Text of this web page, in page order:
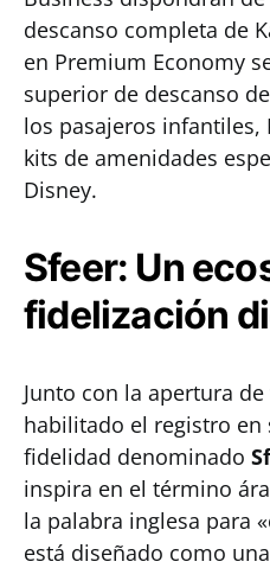
descanso completa de
en Premium Economy
superior de descanso
los pasajeros infantiles,
kits de amenidades
Disney.
Sfeer: Un
fidelización
Junto con la apertura
habilitado el registro en
fidelidad denominado
inspira en el término
la palabra inglesa para
está diseñado como